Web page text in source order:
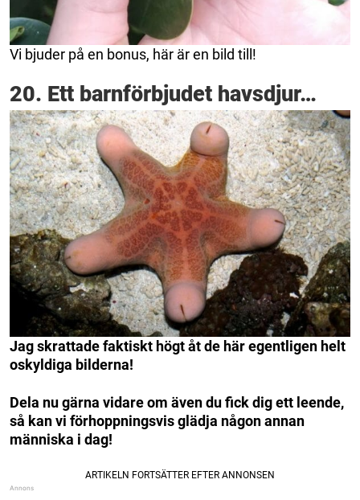
Vi bjuder på en bonus, här är en bild till!
20. Ett barnförbjudet havsdjur…
Jag skrattade faktiskt högt åt de här egentligen helt
oskyldiga bilderna!
Dela nu gärna vidare om även du fick dig ett leende,
så kan vi förhoppningsvis glädja någon annan
människa i dag!